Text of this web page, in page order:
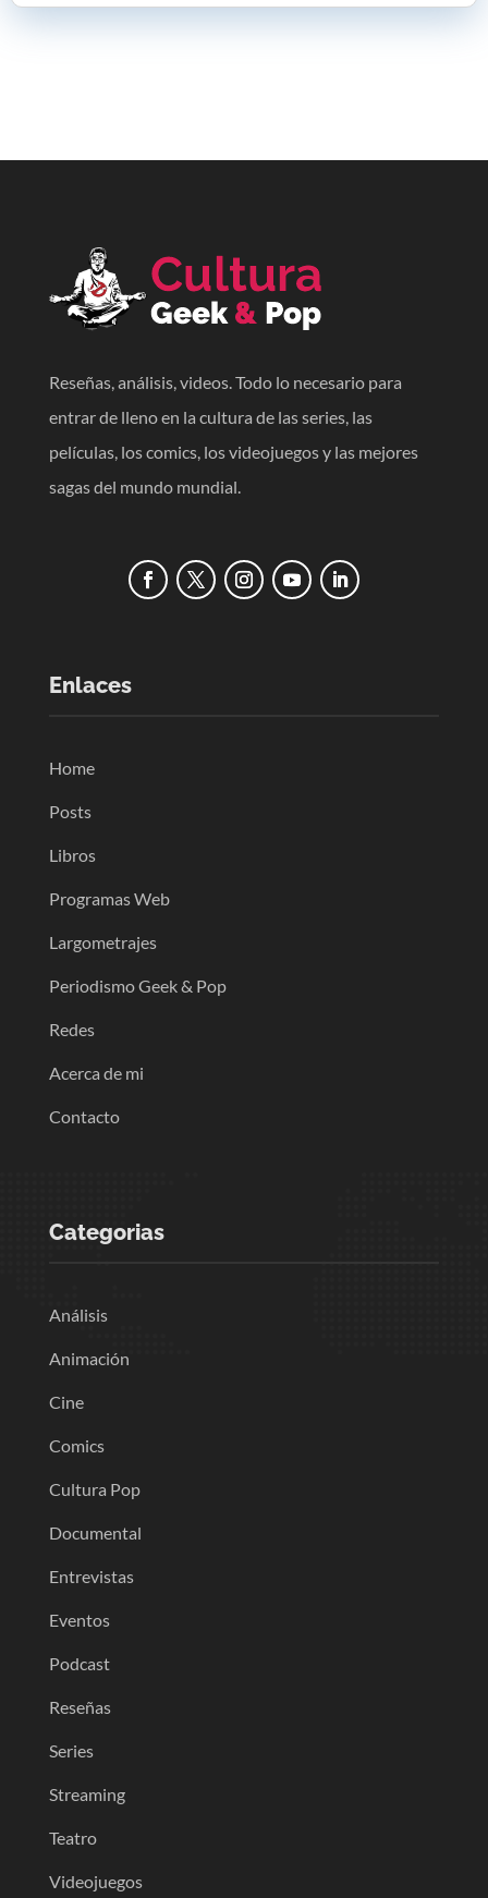
Reseñas, análisis, videos. Todo lo necesario para
entrar de lleno en la cultura de las series, las
películas, los comics, los videojuegos y las mejores
sagas del mundo mundial.
Enlaces
Home
Posts
Libros
Programas Web
Largometrajes
Periodismo Geek & Pop
Redes
Acerca de mi
Contacto
Categorias
Análisis
Animación
Cine
Comics
Cultura Pop
Documental
Entrevistas
Eventos
Podcast
Reseñas
Series
Streaming
Teatro
Videojuegos